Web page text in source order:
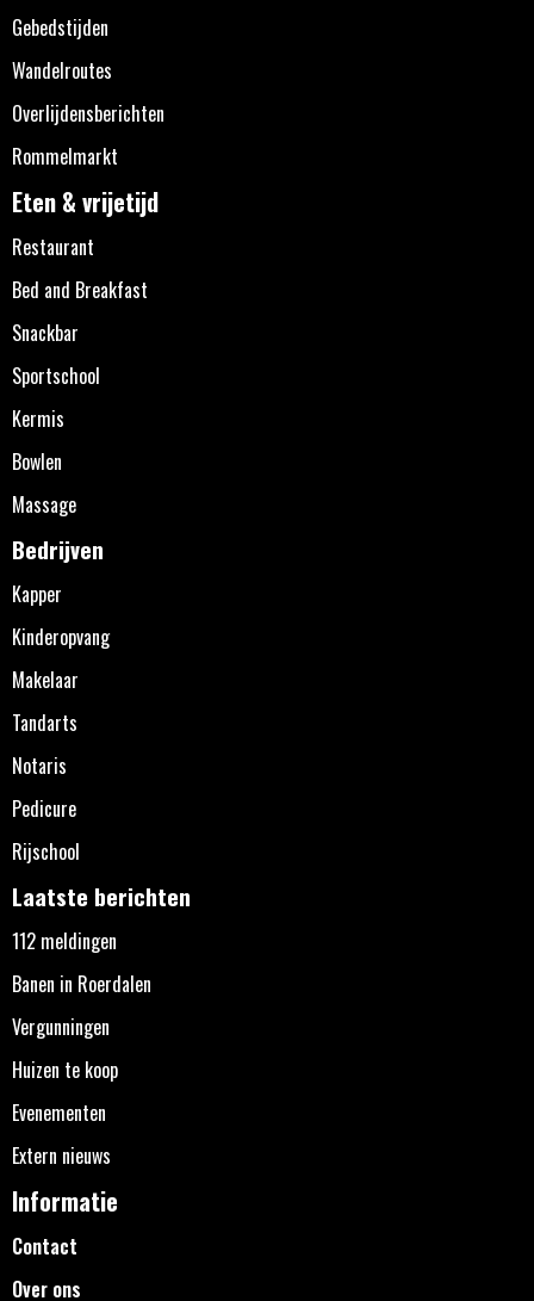
Gebedstijden
Wandelroutes
Overlijdensberichten
Rommelmarkt
Eten & vrijetijd
Restaurant
Bed and Breakfast
Snackbar
Sportschool
Kermis
Bowlen
Massage
Bedrijven
Kapper
Kinderopvang
Makelaar
Tandarts
Notaris
Pedicure
Rijschool
Laatste berichten
112 meldingen
Banen in Roerdalen
Vergunningen
Huizen te koop
Evenementen
Extern nieuws
Informatie
Contact
Over ons